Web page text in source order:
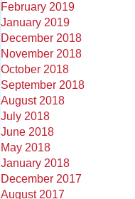
February 2019
January 2019
December 2018
November 2018
October 2018
September 2018
August 2018
July 2018
June 2018
May 2018
January 2018
December 2017
August 2017